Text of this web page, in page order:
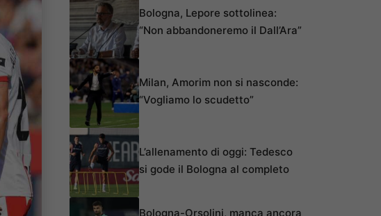
Bologna, Lepore sottolinea:
“Non abbandoneremo il Dall’Ara”
Milan, Amorim non si nasconde:
“Vogliamo lo scudetto”
L’allenamento di oggi: Tedesco
si gode il Bologna al completo
Bologna-Orsolini, manca ancora